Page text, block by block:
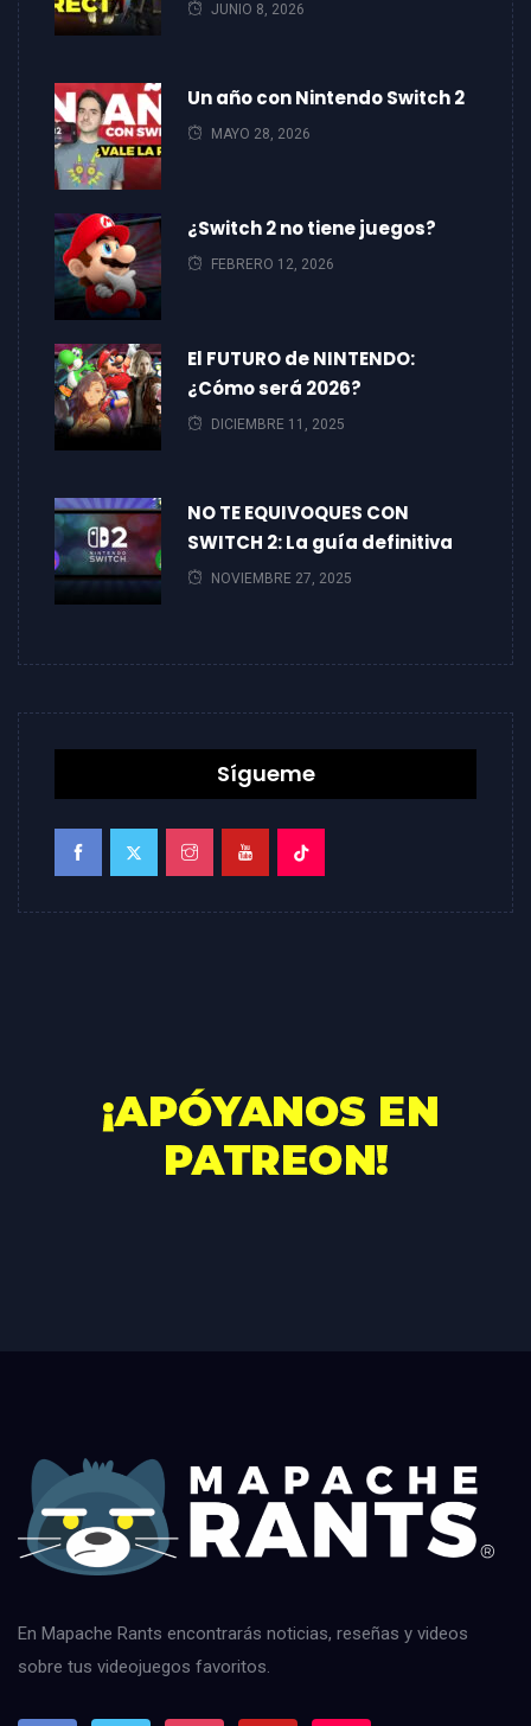
JUNIO 8, 2026
Un año con Nintendo Switch 2
MAYO 28, 2026
¿Switch 2 no tiene juegos?
FEBRERO 12, 2026
El FUTURO de NINTENDO:
¿Cómo será 2026?
DICIEMBRE 11, 2025
NO TE EQUIVOQUES CON
SWITCH 2: La guía definitiva
NOVIEMBRE 27, 2025
Sígueme
En Mapache Rants encontrarás noticias, reseñas y videos
sobre tus videojuegos favoritos.